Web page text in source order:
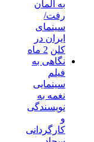
به آلمان
رفت/
سینمای
ایران در
کلن 2 ماه
نگاهی به
فیلم
سینمایی
نغمه به
نویسندگی
و
کارگردانی